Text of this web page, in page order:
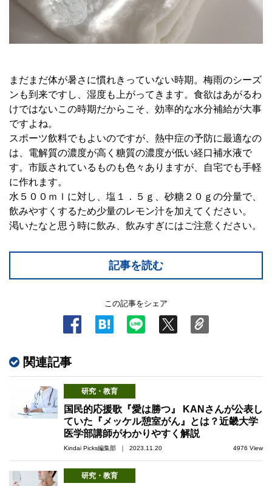
まだまだ体が暑さに慣れきっていない時期。梅雨のシーズ
ンも到来ですし、湿度も上がってきます。食欲はあがるわ
けではないこの時期だからこそ、効率的な水分補給が大事
ですよね。
スポーツ飲料でもよいのですが、熱中症の予防に最適なの
は、電解質の濃度が高く糖質の濃度が低い経口補水液で
す。市販されているものも色々ありますが、自宅でも手軽
に作れます。
水５００ｍｌに対し、塩１．５ｇ、砂糖２０ｇの分量で、
飲みやすくするため少量のレモン汁を加えてください。
渇いたなと思う時に飲み、飲みすぎにはご注意ください。
記事を読む
この記事をシェア
関連記事
研究・教育
国民的応援歌『愛は勝つ』 KANさんが公表し
ていた『メッケル憩室がん』とは？近畿大学
医学部講師がわかりやすく解説
Kindai Picks編集部 ｜ 2023.11.20 4976 View
研究・教育